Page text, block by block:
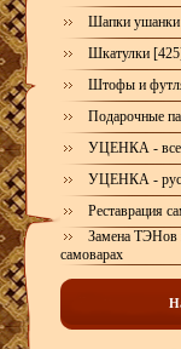
Шапки
Шкатулки
Штофы и
Подарочные
УЦЕНКА - все
УЦЕНКА -
Реставрация
Замена ТЭНов
самоварах